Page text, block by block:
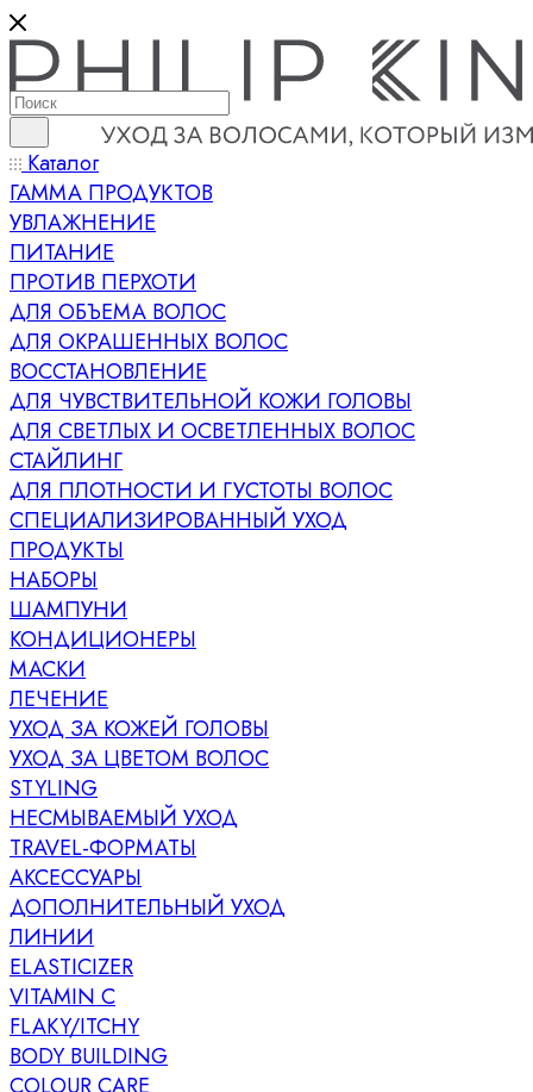
Каталог
ГАММА ПРОДУКТОВ
УВЛАЖНЕНИЕ
ПИТАНИЕ
ПРОТИВ ПЕРХОТИ
ДЛЯ ОБЪЕМА ВОЛОС
ДЛЯ ОКРАШЕННЫХ ВОЛОС
ВОССТАНОВЛЕНИЕ
ДЛЯ ЧУВСТВИТЕЛЬНОЙ КОЖИ ГОЛОВЫ
ДЛЯ СВЕТЛЫХ И ОСВЕТЛЕННЫХ ВОЛОС
СТАЙЛИНГ
ДЛЯ ПЛОТНОСТИ И ГУСТОТЫ ВОЛОС
СПЕЦИАЛИЗИРОВАННЫЙ УХОД
ПРОДУКТЫ
НАБОРЫ
ШАМПУНИ
КОНДИЦИОНЕРЫ
МАСКИ
ЛЕЧЕНИЕ
УХОД ЗА КОЖЕЙ ГОЛОВЫ
УХОД ЗА ЦВЕТОМ ВОЛОС
STYLING
НЕСМЫВАЕМЫЙ УХОД
TRAVEL-ФОРМАТЫ
АКСЕССУАРЫ
ДОПОЛНИТЕЛЬНЫЙ УХОД
ЛИНИИ
ELASTICIZER
VITAMIN C
FLAKY/ITCHY
BODY BUILDING